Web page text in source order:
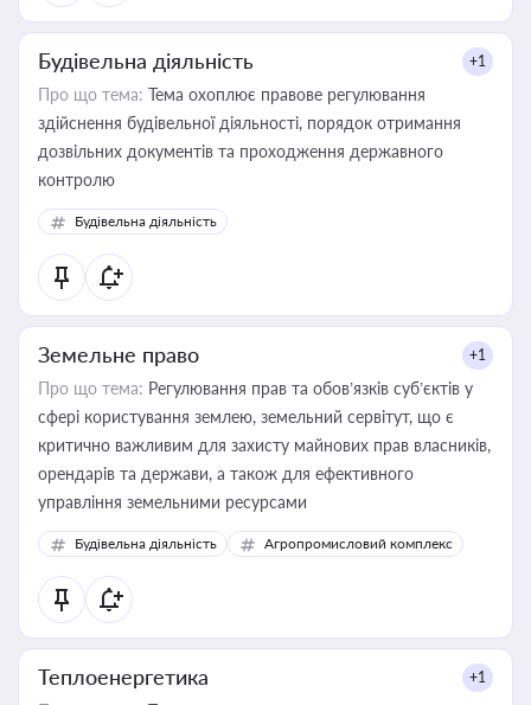
Будівельна діяльність +1
Про що тема: Тема охоплює правове регулювання
здійснення будівельної діяльності, порядок отримання
дозвільних документів та проходження державного
контролю
Будівельна діяльність
Земельне право +1
Про що тема: Регулювання прав та обов’язків суб’єктів у
сфері користування землею, земельний сервітут, що є
критично важливим для захисту майнових прав власників,
орендарів та держави, а також для ефективного
управління земельними ресурсами
Будівельна діяльність Агропромисловий комплекс
Теплоенергетика +1